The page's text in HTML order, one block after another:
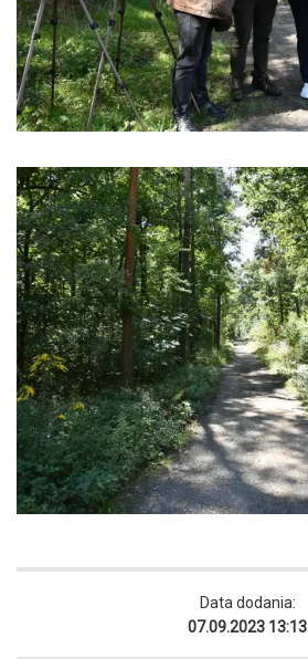
Data dodania:
07.09.2023 13:13